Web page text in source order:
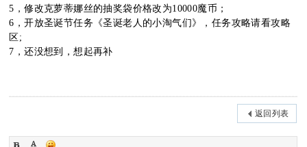
!
5，修改克萝蒂娜丝的抽奖袋价格改为10000魔币；
​6，开放圣诞节任务《圣诞老人的小淘气们》，任务攻略请看攻略
区;
7，还没想到，想起再补
返回列表